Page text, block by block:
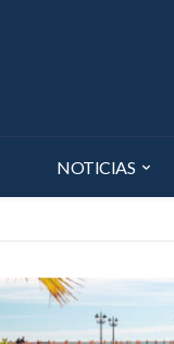
NOTICIAS